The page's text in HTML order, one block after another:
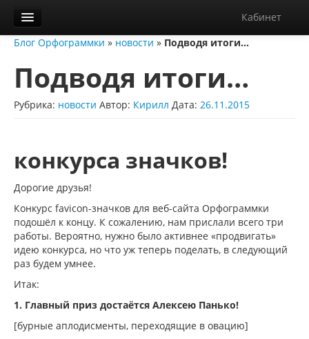
Кабинет
Орфограммка
Библиотека
Блог
Контакты
Диктанты
Блог Орфограммки » новости » Подводя итоги…
Подводя итоги…
Рубрика: новости Автор: Кирилл Дата: 26.11.2015
конкурса значков!
Дорогие друзья!
Конкурс favicon-значков для веб-сайта Орфограммки
подошёл к концу. К сожалению, нам прислали всего три
работы. Вероятно, нужно было активнее «продвигать»
идею конкурса, но что уж теперь поделать, в следующий
раз будем умнее.
Итак:
1. Главный приз достаётся Алексею Панько!
[бурные аплодисменты, переходящие в овацию]